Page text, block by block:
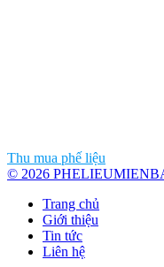
Thu mua phế liệu
© 2026
Trang chủ
Giới thiệu
Tin tức
Liên hệ